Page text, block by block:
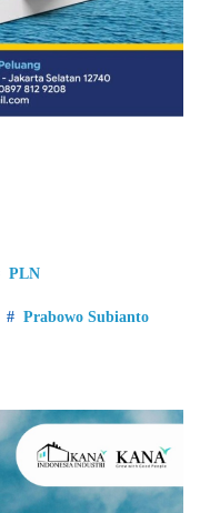
PLN
Prabowo Subianto